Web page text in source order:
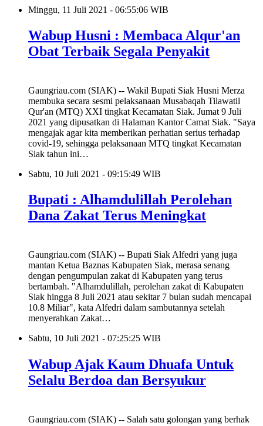
Minggu, 11 Juli 2021 - 06:55:06 WIB
Wabup Husni : Membaca Alqur'an
Obat Terbaik Segala Penyakit
Gaungriau.com (SIAK) -- Wakil Bupati Siak Husni Merza
membuka secara sesmi pelaksanaan Musabaqah Tilawatil
Qur'an (MTQ) XXI tingkat Kecamatan Siak. Jumat 9 Juli
2021 yang dipusatkan di Halaman Kantor Camat Siak. "Saya
mengajak agar kita memberikan perhatian serius terhadap
covid-19, sehingga pelaksanaan MTQ tingkat Kecamatan
Siak tahun ini…
Sabtu, 10 Juli 2021 - 09:15:49 WIB
Bupati : Alhamdulillah Perolehan
Dana Zakat Terus Meningkat
Gaungriau.com (SIAK) -- Bupati Siak Alfedri yang juga
mantan Ketua Baznas Kabupaten Siak, merasa senang
dengan pengumpulan zakat di Kabupaten yang terus
bertambah. "Alhamdulillah, perolehan zakat di Kabupaten
Siak hingga 8 Juli 2021 atau sekitar 7 bulan sudah mencapai
10.8 Miliar", kata Alfedri dalam sambutannya setelah
menyerahkan Zakat…
Sabtu, 10 Juli 2021 - 07:25:25 WIB
Wabup Ajak Kaum Dhuafa Untuk
Selalu Berdoa dan Bersyukur
Gaungriau.com (SIAK) -- Salah satu golongan yang berhak